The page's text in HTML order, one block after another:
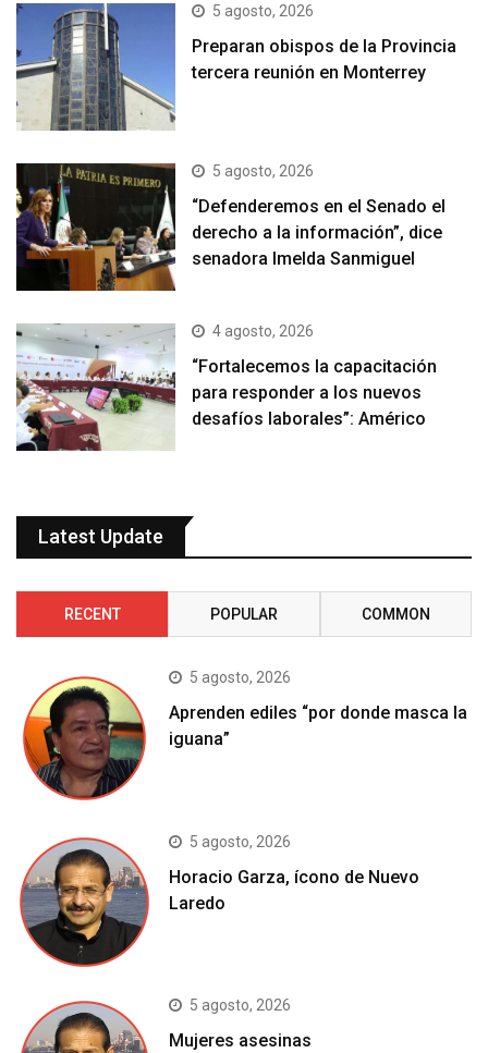
5 agosto, 2026
Preparan obispos de la Provincia
tercera reunión en Monterrey
5 agosto, 2026
“Defenderemos en el Senado el
derecho a la información”, dice
senadora Imelda Sanmiguel
4 agosto, 2026
“Fortalecemos la capacitación
para responder a los nuevos
desafíos laborales”: Américo
Latest Update
RECENT POPULAR COMMON
5 agosto, 2026
Aprenden ediles “por donde masca la
iguana”
5 agosto, 2026
Horacio Garza, ícono de Nuevo
Laredo
5 agosto, 2026
Mujeres asesinas